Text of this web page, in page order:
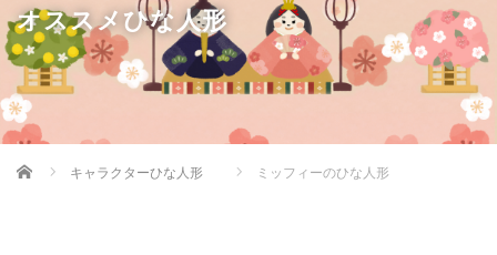
オススメひな人形
Home キャラクターひな人形 ミッフィーのひな人形